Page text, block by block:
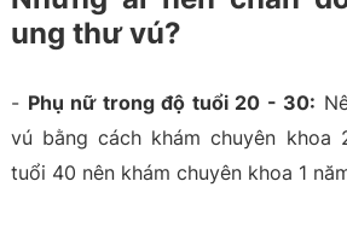
ung thư vú?
- Phụ nữ trong độ tuổi 20 - 30:
vú bằng cách khám chuyên khoa
tuổi 40 nên khám chuyên khoa 1